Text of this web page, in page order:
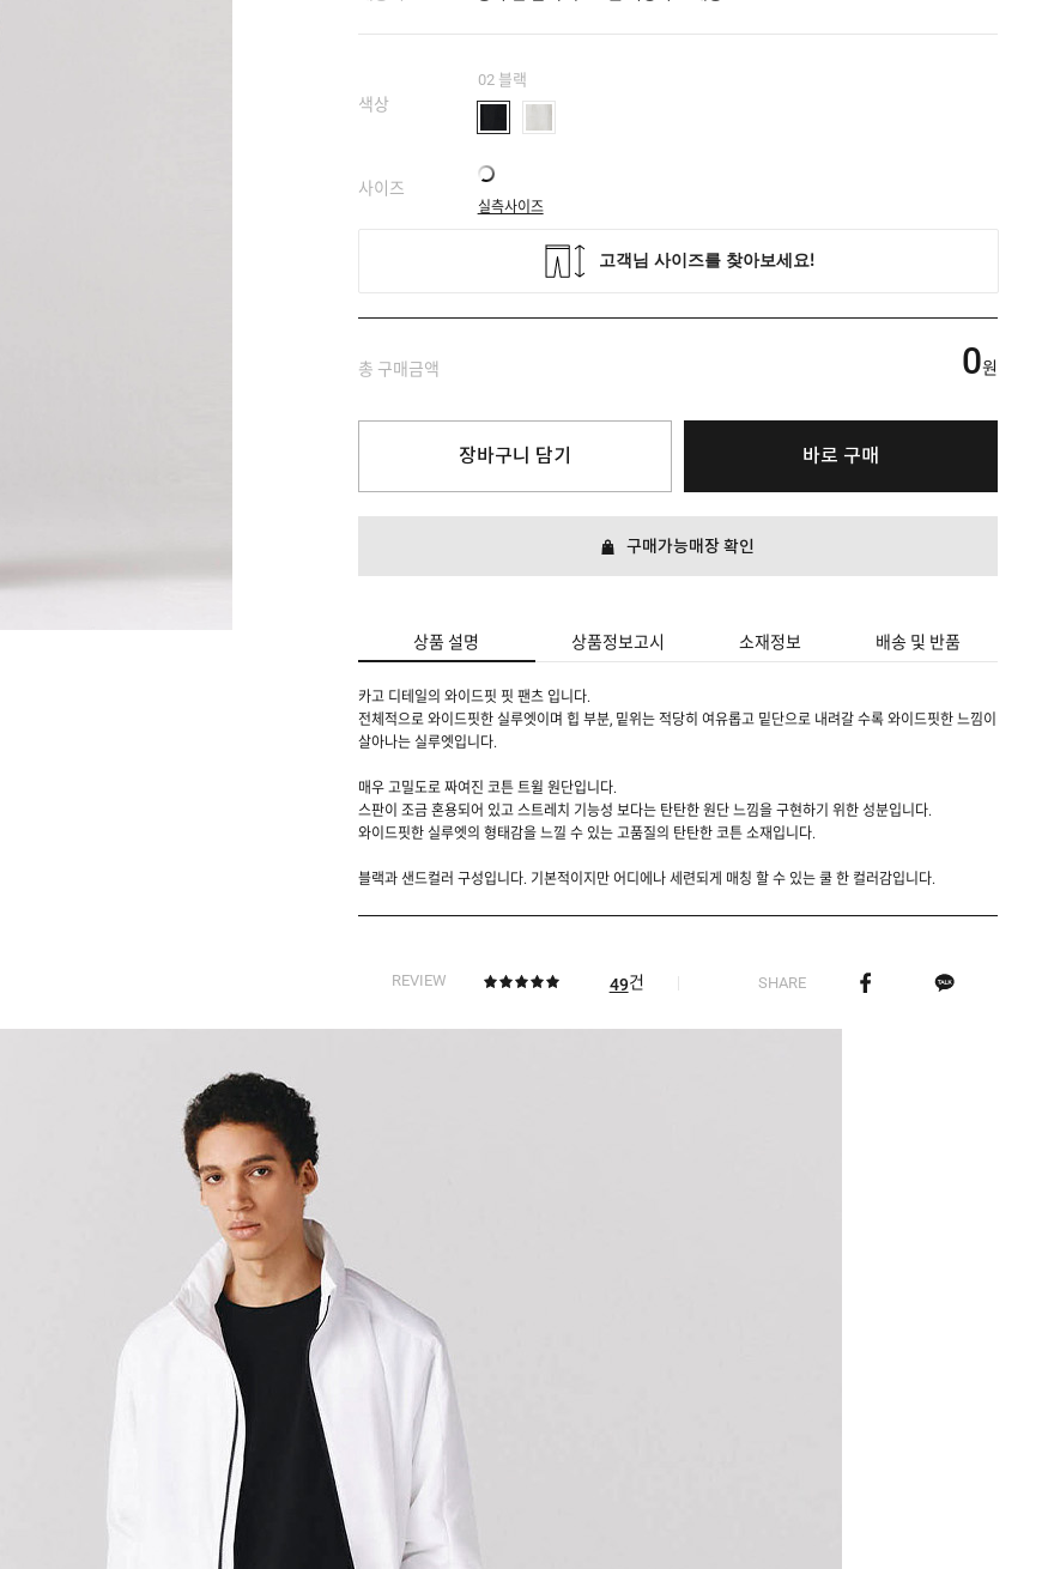
색상
02 블랙
사이즈
실측사이즈
총 구매금액 0원
장바구니 담기 바로 구매
구매가능매장 확인
상품 설명 상품정보고시 소재정보 배송 및 반품
카고 디테일의 와이드핏 핏 팬츠 입니다.
전체적으로 와이드핏한 실루엣이며 힙 부분, 밑위는 적당히 여유롭고 밑단으로 내려갈 수록 와이드핏한 느낌이
살아나는 실루엣입니다.
매우 고밀도로 짜여진 코튼 트윌 원단입니다.
스판이 조금 혼용되어 있고 스트레치 기능성 보다는 탄탄한 원단 느낌을 구현하기 위한 성분입니다.
와이드핏한 실루엣의 형태감을 느낄 수 있는 고품질의 탄탄한 코튼 소재입니다.
블랙과 샌드컬러 구성입니다. 기본적이지만 어디에나 세련되게 매칭 할 수 있는 쿨 한 컬러감입니다.
REVIEW 49건 SHARE